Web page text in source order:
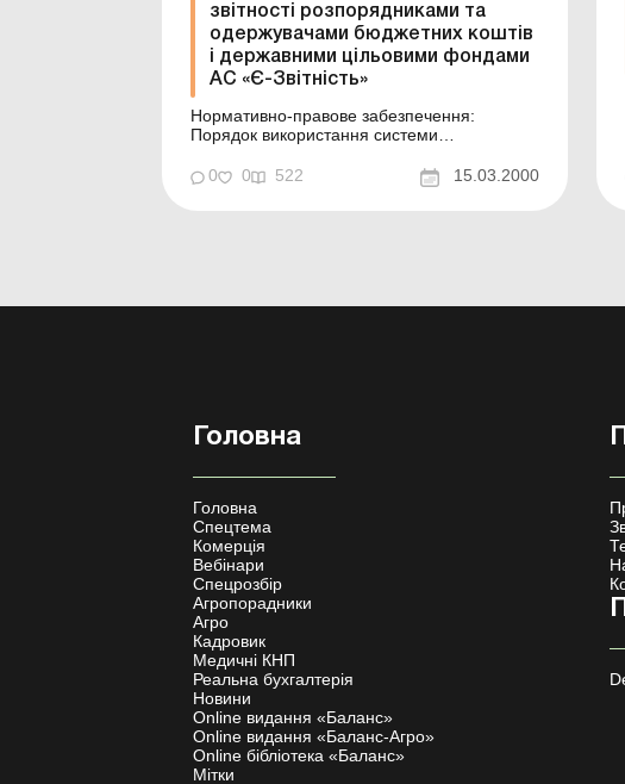
звітності розпорядниками та
одержувачами бюджетних коштів
і державними цільовими фондами
АС «Є-Звітність»
Нормативно-правове забезпечення:
Порядок використання системи
казначейства – Казначейство» в органах
Державної казначейської служби України
0 0 522 15.03.2000
Головна
Головна
Спецтема
Комерція
Вебінари
Спецрозбір
Агропорадники
Агро
Кадровик
Медичні КНП
Реальна бухгалтерія
Новини
Online видання «Баланс»
Online видання «Баланс-Агро»
Online бібліотека «Баланс»
Мітки